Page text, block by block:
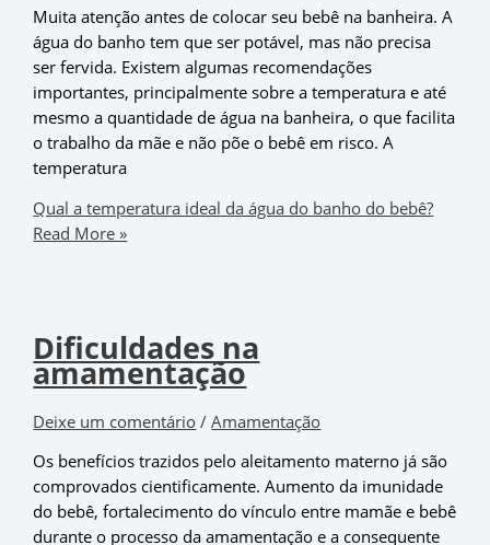
Muita atenção antes de colocar seu bebê na banheira. A
água do banho tem que ser potável, mas não precisa
ser fervida. Existem algumas recomendações
importantes, principalmente sobre a temperatura e até
mesmo a quantidade de água na banheira, o que facilita
o trabalho da mãe e não põe o bebê em risco. A
temperatura
Qual a temperatura ideal da água do banho do bebê?
Read More »
Dificuldades na
amamentação
Deixe um comentário /Amamentação
Os benefícios trazidos pelo aleitamento materno já são
comprovados cientificamente. Aumento da imunidade
do bebê, fortalecimento do vínculo entre mamãe e bebê
durante o processo da amamentação e a consequente